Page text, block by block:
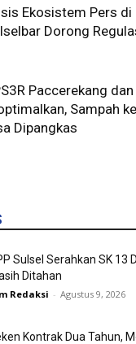
Ekosistem Pers di
Dorong
Paccerekang
Sampah
Dipangkas
Sulsel Serahkan SK 13
Ditahan
Redaksi - Agustus 9, 2026
Kontrak Dua Tahun,